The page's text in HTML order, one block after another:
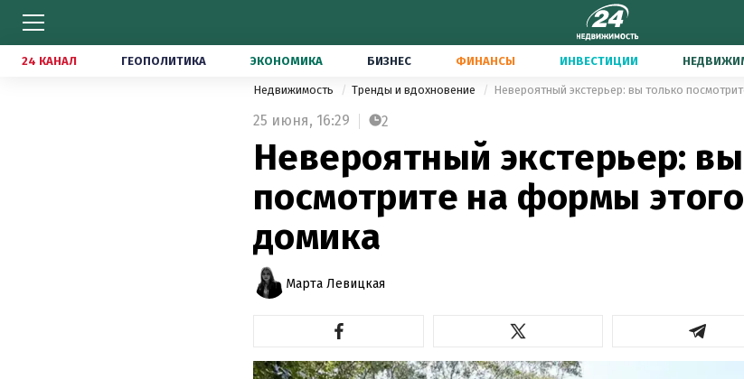
24 КАНАЛ ГЕОПОЛИТИКА ЭКОНОМИКА БИЗНЕС ФИНАНСЫ ИНВЕСТИЦИИ
Недвижимость Тренды и вдохновение Невероятный экстерьер: вы только
25 июня, 16:29 2
Невероятный экстерьер:
посмотрите на формы
домика
Марта Левицкая